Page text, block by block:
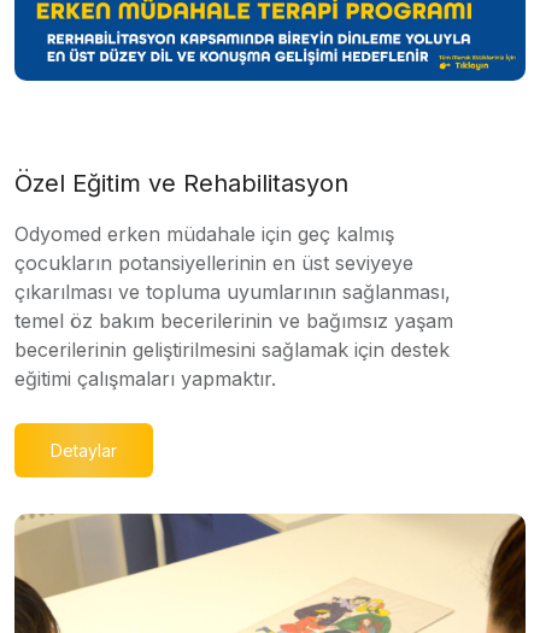
Özel Eğitim ve Rehabilitasyon
Odyomed erken müdahale için geç kalmış
çocukların potansiyellerinin en üst seviyeye
çıkarılması ve topluma uyumlarının sağlanması,
temel öz bakım becerilerinin ve bağımsız yaşam
becerilerinin geliştirilmesini sağlamak için destek
eğitimi çalışmaları yapmaktır.
Detaylar